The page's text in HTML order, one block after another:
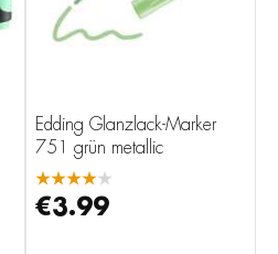
Edding Glanzlack-Marker
751 grün metallic
★★★★★
€3.99